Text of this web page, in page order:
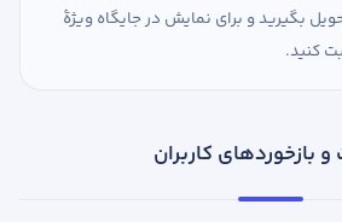
بگیرید و برای نمایش در جایگاه ویژهٔ
کنید.
و بازخوردهای کاربران